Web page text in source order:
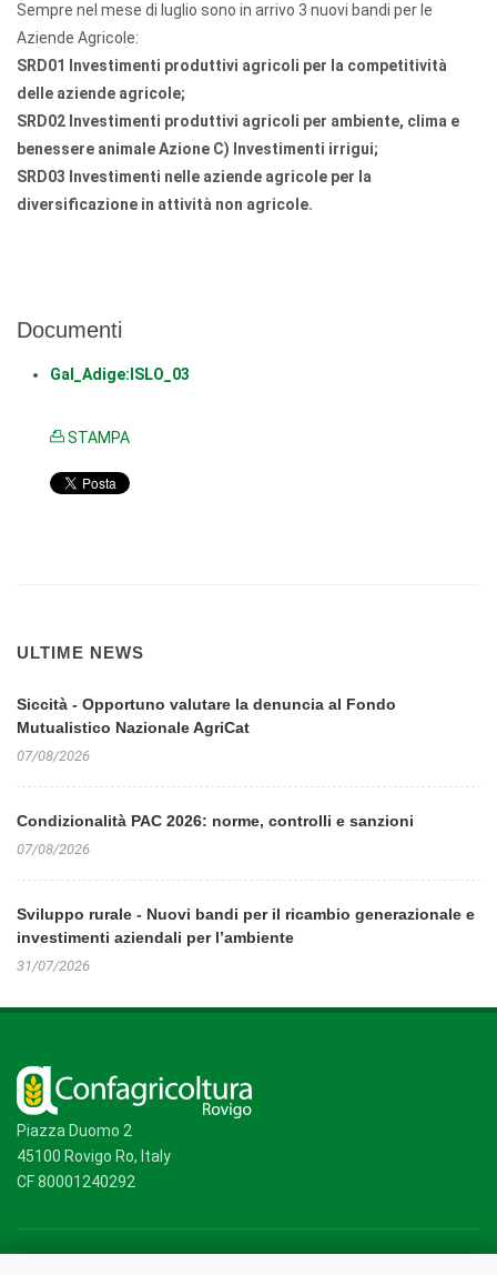
Sempre nel mese di luglio sono in arrivo 3 nuovi bandi per le
Aziende Agricole:
SRD01 Investimenti produttivi agricoli per la competitività
delle aziende agricole;
SRD02 Investimenti produttivi agricoli per ambiente, clima e
benessere animale Azione C) Investimenti irrigui;
SRD03 Investimenti nelle aziende agricole per la
diversificazione in attività non agricole.
Documenti
Gal_Adige:ISLO_03
STAMPA
ULTIME NEWS
Siccità - Opportuno valutare la denuncia al Fondo
Mutualistico Nazionale AgriCat
07/08/2026
Condizionalità PAC 2026: norme, controlli e sanzioni
07/08/2026
Sviluppo rurale - Nuovi bandi per il ricambio generazionale e
investimenti aziendali per l’ambiente
31/07/2026
Piazza Duomo 2
45100 Rovigo Ro, Italy
CF 80001240292